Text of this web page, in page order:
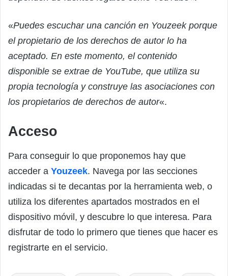
«Puedes escuchar una canción en Youzeek porque
el propietario de los derechos de autor lo ha
aceptado. En este momento, el contenido
disponible se extrae de YouTube, que utiliza su
propia tecnología y construye las asociaciones con
los propietarios de derechos de autor«.
Acceso
Para conseguir lo que proponemos hay que
acceder a Youzeek. Navega por las secciones
indicadas si te decantas por la herramienta web, o
utiliza los diferentes apartados mostrados en el
dispositivo móvil, y descubre lo que interesa. Para
disfrutar de todo lo primero que tienes que hacer es
registrarte en el servicio.